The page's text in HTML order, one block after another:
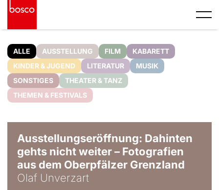
ALLE AUSSTELLUNG FILM
KABARETT
KINDER & JUGEND
LITERATUR
MUSIK
SONSTIGES
THEATER & TANZ
THEMEN & FESTIVALS
Ausstellungseröffnung: Dahinten
gehts nicht weiter – Fotografien
aus dem Oberpfälzer Grenzland
Olaf Unverzart